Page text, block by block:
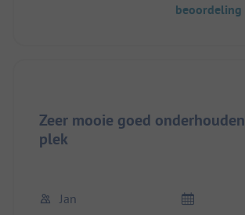
beoordeling
Zeer mooie goed onderhouden
plek
Jan